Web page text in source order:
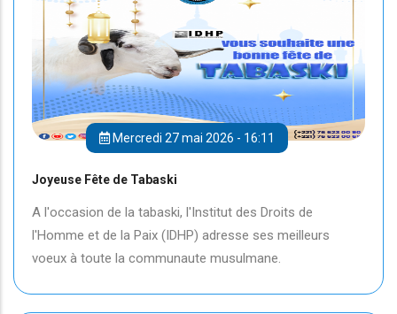
Mercredi 27 mai 2026 - 16:11
Joyeuse Fête de Tabaski
A l'occasion de la tabaski, l'Institut des Droits de
l'Homme et de la Paix (IDHP) adresse ses meilleurs
voeux à toute la communaute musulmane.